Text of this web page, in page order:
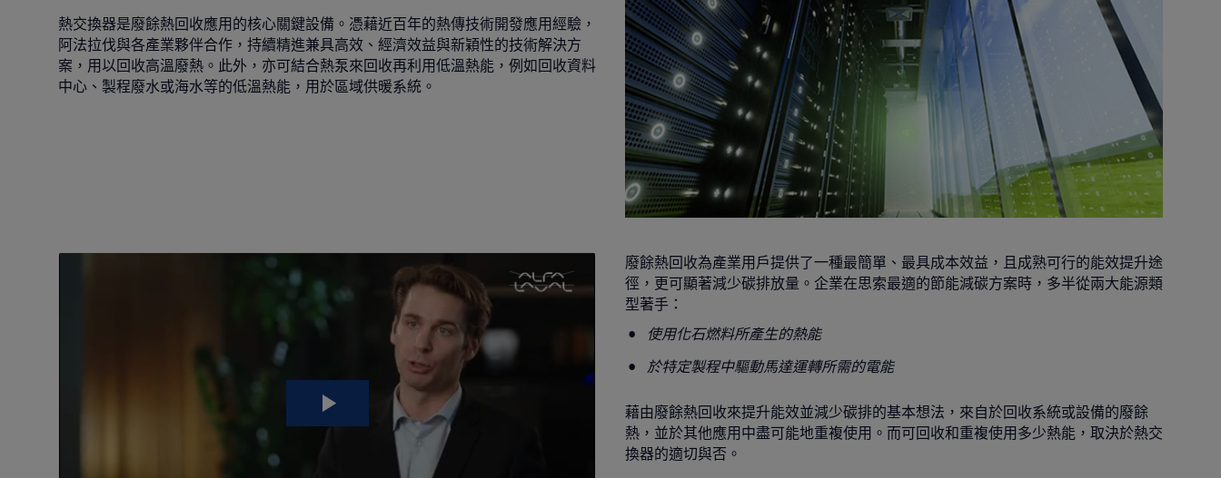
熱交換器是廢餘熱回收應用的核心關鍵設備。憑藉近百年的熱傳技術開發應用經驗，
阿法拉伐與各產業夥伴合作，持續精進兼具高效、經濟效益與新穎性的技術解決方
案，用以回收高溫廢熱。此外，亦可結合熱泵來回收再利用低溫熱能，例如回收資料
中心、製程廢水或海水等的低溫熱能，用於區域供暖系統。
廢餘熱回收為產業用戶提供了一種最簡單、最具成本效益，且成熟可行的能效提升途
徑，更可顯著減少碳排放量。企業在思索最適的節能減碳方案時，多半從兩大能源類
型著手：
使用化石燃料所產生的熱能
於特定製程中驅動馬達運轉所需的電能
藉由廢餘熱回收來提升能效並減少碳排的基本想法，來自於回收系統或設備的廢餘
熱，並於其他應用中盡可能地重複使用。而可回收和重複使用多少熱能，取決於熱交
換器的適切與否。